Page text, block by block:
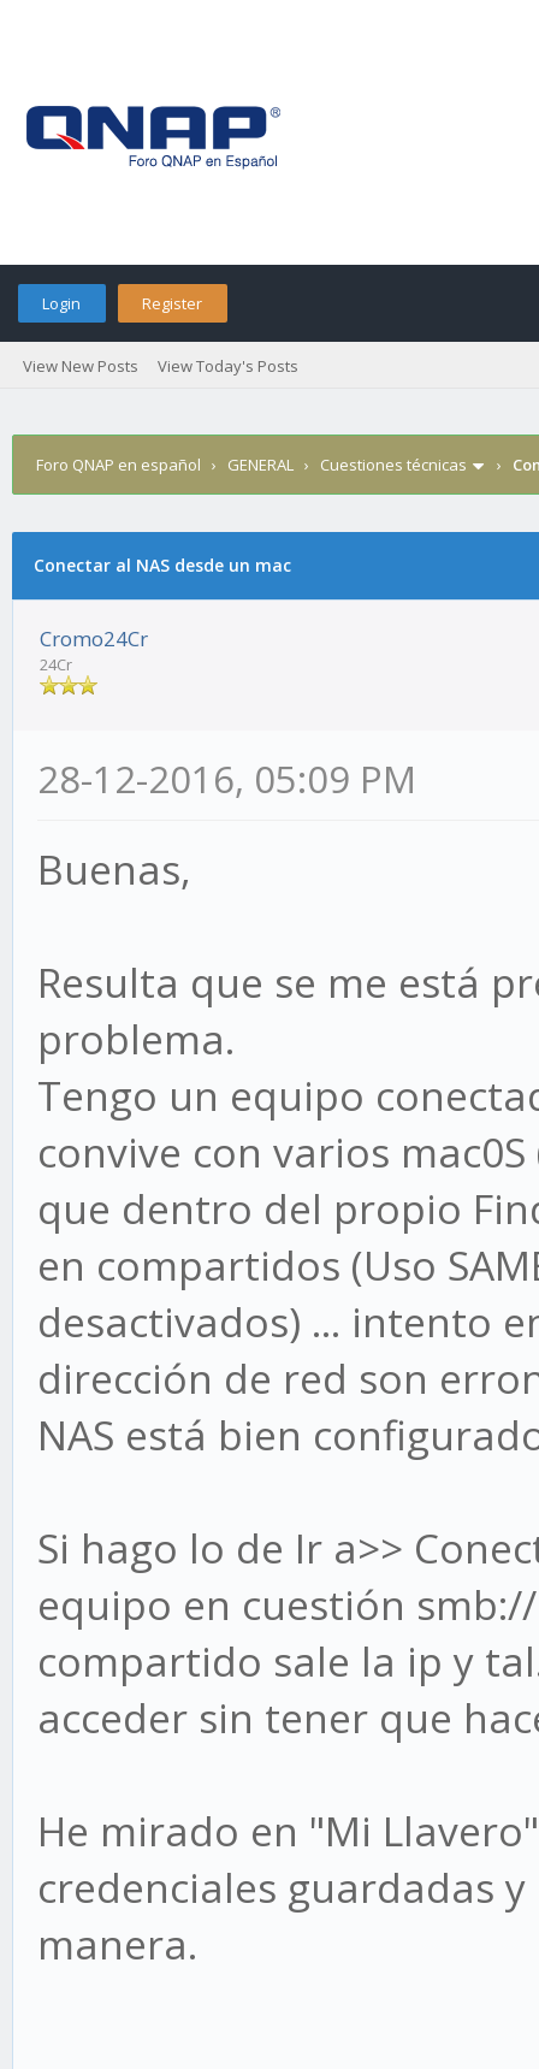
Login Register
View New Posts View Today's Posts
Foro QNAP en español › GENERAL › Cuestiones técnicas ›
Conectar al NAS desde un mac
Cromo24Cr
24Cr
28-12-2016, 05:09 PM
Buenas,
Resulta que se me está
problema.
Tengo un equipo
convive con varios
que dentro del propio
en compartidos (Uso
desactivados) ... intento
dirección de red son
NAS está bien
Si hago lo de Ir a>>
equipo en cuestión
compartido sale la ip y
acceder sin tener que
He mirado en "Mi
credenciales guardadas
manera.